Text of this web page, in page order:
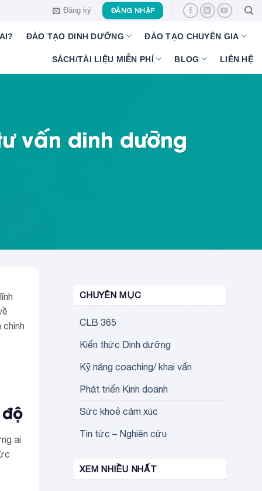
Đăng ký ĐĂNG NHẬP
ĐÀO TẠO DINH DƯỠNG ĐÀO TẠO CHUYÊN GIA
SÁCH/TÀI LIỆU MIỄN PHÍ BLOG LIÊN HỆ
vấn dinh dưỡng
chinh
độ
ai
CHUYÊN MỤC
CLB 365
Kiến thức Dinh dưỡng
Kỹ năng coaching/ khai vấn
Phát triển Kinh doanh
Sức khoẻ cảm xúc
Tin tức – Nghiên cứu
XEM NHIỀU NHẤT